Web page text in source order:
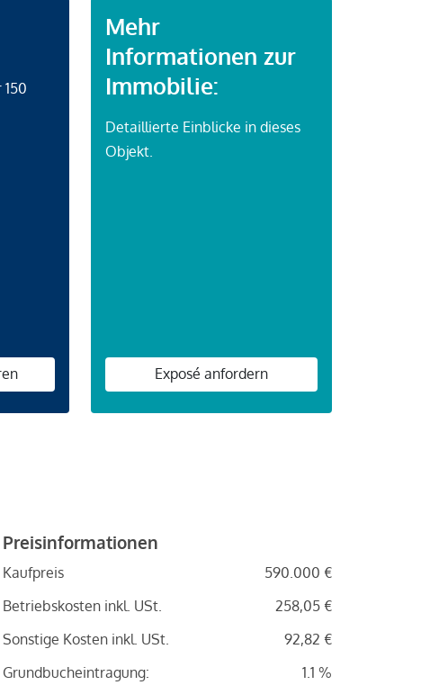
Mehr
Informationen zur
Immobilie:
Detaillierte Einblicke in dieses
Objekt.
Exposé anfordern
Preisinformationen
Kaufpreis
590.000 €
Betriebskosten inkl. USt.
258,05 €
Sonstige Kosten inkl. USt.
92,82 €
Grundbucheintragung:
1.1 %